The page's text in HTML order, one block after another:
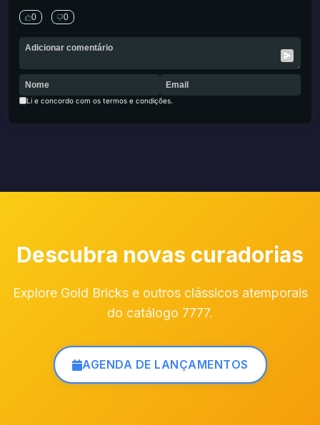
0 0
Li e concordo com os termos e condições.
Descubra novas curadorias
Explore Gold Bricks e outros clássicos atemporais
do catálogo 7777.
AGENDA DE LANÇAMENTOS